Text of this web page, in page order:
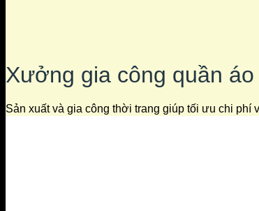
Xưởng gia công quần áo
Sản xuất và gia công thời trang giúp tối ưu chi